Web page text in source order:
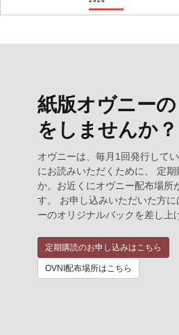
紙版オヴニー
をしませんか？
オヴニーは、毎月1回発行して
にお読みいただくために、 定
か。お近くにオヴニー配布場所
す。 お申し込みいただいた方
ーのオリジナルバックを差し上
定期購読のお申し込みはこちら
OVNI配布場所はこちら